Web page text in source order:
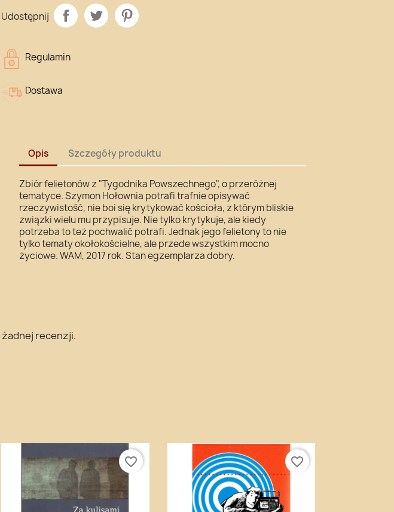
Udostępnij
Regulamin
Dostawa
Opis Szczegóły produktu
Zbiór felietonów z "Tygodnika Powszechnego", o przeróżnej
tematyce. Szymon Hołownia potrafi trafnie opisywać
rzeczywistość, nie boi się krytykować kościoła, z którym bliskie
związki wielu mu przypisuje. Nie tylko krytykuje, ale kiedy
potrzeba to też pochwalić potrafi. Jednak jego felietony to nie
tylko tematy okołokościelne, ale przede wszystkim mocno
życiowe. WAM, 2017 rok. Stan egzemplarza dobry.
żadnej recenzji.
favorite_border favorite_border